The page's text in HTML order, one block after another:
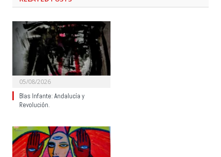
05/08/2026
Blas Infante: Andalucía y
Revolución.